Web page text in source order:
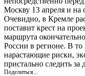
Москву 13 апреля и
Очевидно, в Кремле
поставит крест на
маршрута
России в регионе. В
нарастающие риски,
пристально следить
Поделиться...